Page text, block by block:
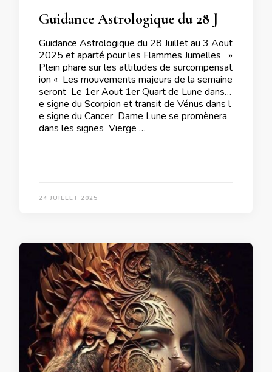
Guidance Astrologique du 28 Juillet au 3 Aout
2025 et aparté pour les Flammes Jumelles »
Plein phare sur les attitudes de surcompensat
ion « Les mouvements majeurs de la semaine
seront Le 1er Aout 1er Quart de Lune dans l
e signe du Scorpion et transit de Vénus dans l
e signe du Cancer Dame Lune se promènera
dans les signes Vierge …
24 JUILLET 2025